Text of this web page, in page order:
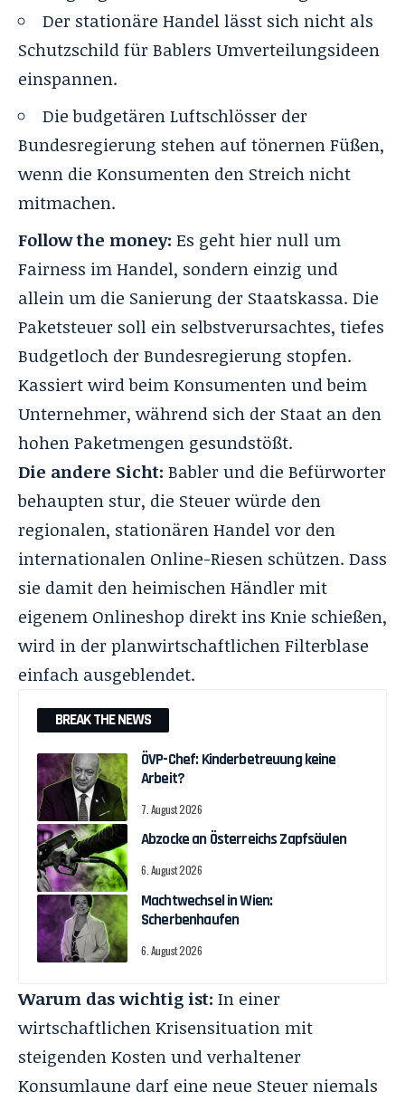
Der stationäre Handel lässt sich nicht als
Schutzschild für Bablers Umverteilungsideen
einspannen.
Die budgetären Luftschlösser der
Bundesregierung stehen auf tönernen Füßen,
wenn die Konsumenten den Streich nicht
mitmachen.
Follow the money: Es geht hier null um
Fairness im Handel, sondern einzig und
allein um die Sanierung der Staatskassa. Die
Paketsteuer soll ein selbstverursachtes, tiefes
Budgetloch der Bundesregierung stopfen.
Kassiert wird beim Konsumenten und beim
Unternehmer, während sich der Staat an den
hohen Paketmengen gesundstößt.
Die andere Sicht: Babler und die Befürworter
behaupten stur, die Steuer würde den
regionalen, stationären Handel vor den
internationalen Online-Riesen schützen. Dass
sie damit den heimischen Händler mit
eigenem Onlineshop direkt ins Knie schießen,
wird in der planwirtschaftlichen Filterblase
einfach ausgeblendet.
BREAK THE NEWS
ÖVP-Chef: Kinderbetreuung keine
Arbeit?
7. August 2026
Abzocke an Österreichs Zapfsäulen
6. August 2026
Machtwechsel in Wien:
Scherbenhaufen
6. August 2026
Warum das wichtig ist: In einer
wirtschaftlichen Krisensituation mit
steigenden Kosten und verhaltener
Konsumlaune darf eine neue Steuer niemals